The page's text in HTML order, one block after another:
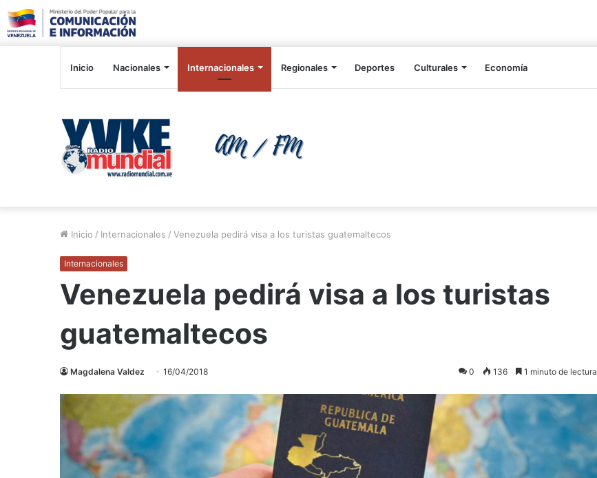
Inicio Nacionales Internacionales Regionales Deportes Culturales Economía
Inicio / Internacionales / Venezuela pedirá visa a los turistas guatemaltecos
Internacionales
Venezuela pedirá visa a los turistas
guatemaltecos
Magdalena Valdez 16/04/2018 0 136 1 minuto de lectura